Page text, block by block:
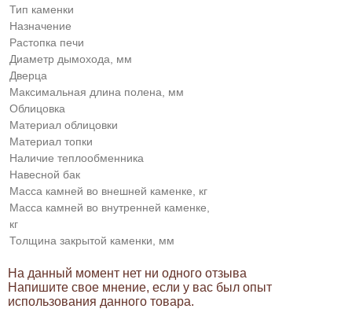
Тип каменки
Назначение
Растопка печи
Диаметр дымохода, мм
Дверца
Максимальная длина полена, мм
Облицовка
Материал облицовки
Материал топки
Наличие теплообменника
Навесной бак
Масса камней во внешней каменке, кг
Масса камней во внутренней каменке,
кг
Толщина закрытой каменки, мм
На данный момент нет ни одного отзыва
Напишите свое мнение, если у вас был опыт
использования данного товара.